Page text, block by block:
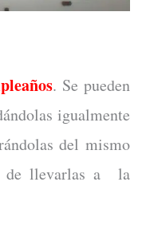
. Se pueden
igualmente
del mismo
de llevarlas a la